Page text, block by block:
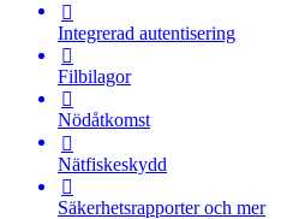

Integrerad autentisering

Filbilagor

Nödåtkomst

Nätfiskeskydd

Säkerhetsrapporter och mer